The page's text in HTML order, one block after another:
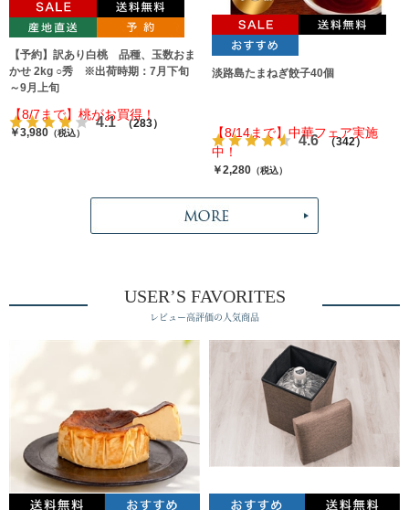
【予約】訳あり白桃 品種、玉数おま
かせ 2kg ○秀 ※出荷時期：7月下旬
～9月上旬
4.1 （283）
【8/7まで】桃がお買得！
￥3,980 （税込）
淡路島たまねぎ餃子40個
4.6 （342）
【8/14まで】中華フェア実施
中！
￥2,280（税込）
USER’S FAVORITES
レビュー高評価の人気商品